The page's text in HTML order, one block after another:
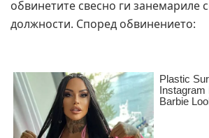
обвинетите свесно ги занемариле
должности. Според обвинението: